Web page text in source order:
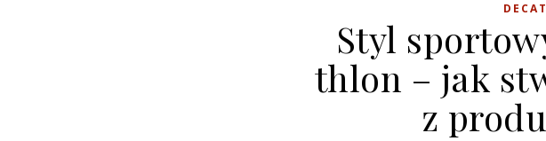
Styl
thlon – jak
z